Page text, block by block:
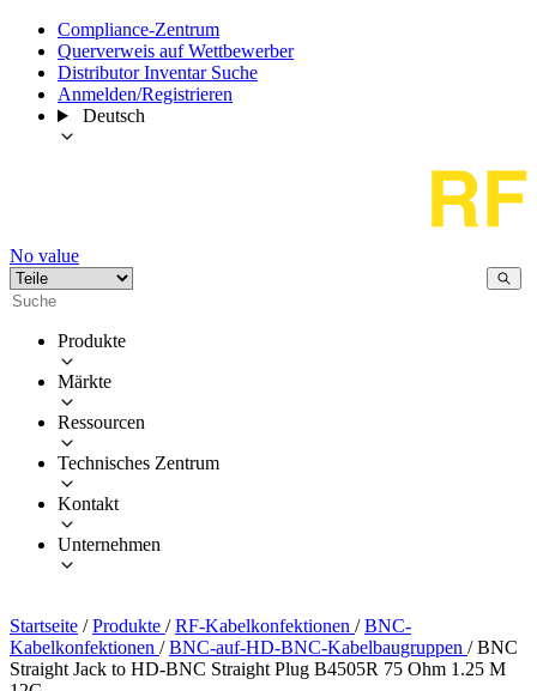
Compliance-Zentrum
Querverweis auf Wettbewerber
Distributor Inventar Suche
Anmelden/Registrieren
Deutsch
No value
Produkte
Märkte
Ressourcen
Technisches Zentrum
Kontakt
Unternehmen
Startseite / Produkte / RF-Kabelkonfektionen / BNC-
Kabelkonfektionen / BNC-auf-HD-BNC-Kabelbaugruppen / BNC
Straight Jack to HD-BNC Straight Plug B4505R 75 Ohm 1.25 M